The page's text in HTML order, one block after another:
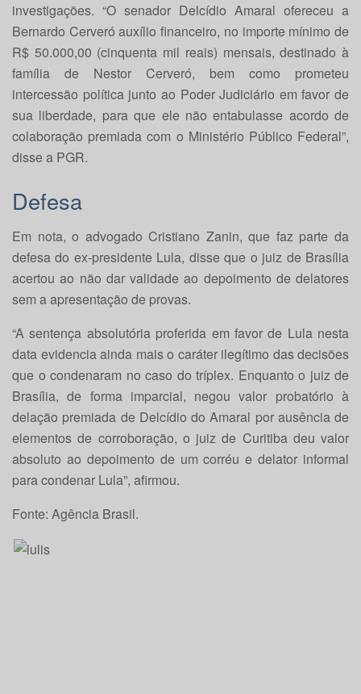
investigações. “O senador Delcídio Amaral ofereceu a
Bernardo Cerveró auxílio financeiro, no importe mínimo de
R$ 50.000,00 (cinquenta mil reais) mensais, destinado à
família de Nestor Cerveró, bem como prometeu
intercessão política junto ao Poder Judiciário em favor de
sua liberdade, para que ele não entabulasse acordo de
colaboração premiada com o Ministério Público Federal”,
disse a PGR.
Defesa
Em nota, o advogado Cristiano Zanin, que faz parte da
defesa do ex-presidente Lula, disse que o juiz de Brasília
acertou ao não dar validade ao depoimento de delatores
sem a apresentação de provas.
“A sentença absolutória proferida em favor de Lula nesta
data evidencia ainda mais o caráterilegítimo das decisões
que o condenaram no caso do tríplex. Enquanto o juiz de
Brasília, de forma imparcial, negou valor probatório à
delação premiada de Delcídio do Amaral por ausência de
elementos de corroboração, o juiz de Curitiba deu valor
absoluto ao depoimento de um corréu e delator informal
para condenar Lula”, afirmou.
Fonte: Agência Brasil.